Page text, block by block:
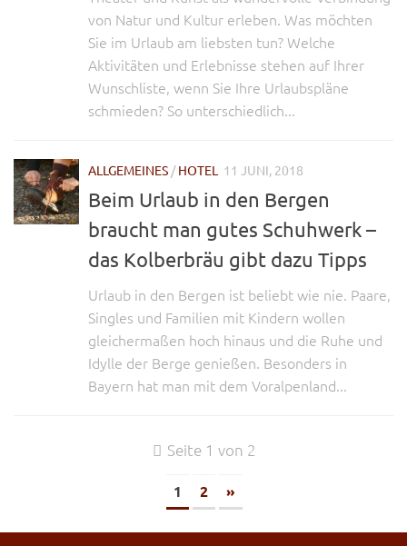
von Natur und Kultur erleben. Was möchten
Sie im Urlaub am liebsten tun? Welche
Aktivitäten und Erlebnisse stehen auf Ihrer
Wunschliste, wenn Sie Ihre Urlaubspläne
schmieden? So unterschiedlich...
ALLGEMEINES /HOTEL 11 JUNI, 2018
Beim Urlaub in den Bergen
braucht man gutes Schuhwerk –
das Kolberbräu gibt dazu Tipps
Urlaub in den Bergen ist beliebt wie nie. Paare,
Singles und Familien mit Kindern wollen
gleichermaßen hoch hinaus und die Ruhe und
Idylle der Berge genießen. Besonders in
Bayern hat man mit dem Voralpenland...
Seite 1 von 2
1 2 »